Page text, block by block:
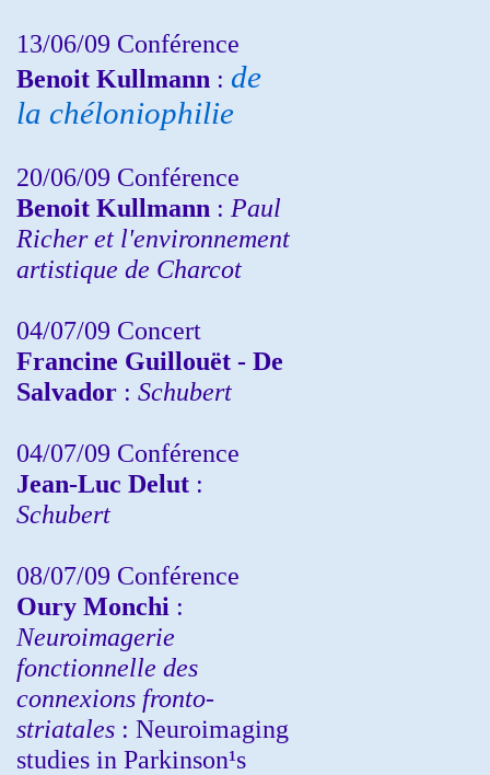
13/06/09 Conférence
Benoit Kullmann : de
la chéloniophilie
20/06/09 Conférence
Benoit Kullmann : Paul
Richer et l'environnement
artistique de Charcot
04/07/09 Concert
Francine Guillouët - De
Salvador : Schubert
04/07/09 Conférence
Jean-Luc Delut :
Schubert
08/07/09 Conférence
Oury Monchi :
Neuroimagerie
fonctionnelle des
connexions fronto-
striatales : Neuroimaging
studies in Parkinson¹s